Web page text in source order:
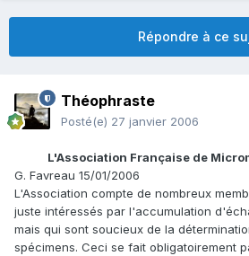
Répondre à ce
Théophraste
Posté(e) 27 janvier 2006
L'Association Française de
G. Favreau 15/01/2006
L'Association compte de nombreux
juste intéressés par l'accumulation
mais qui sont soucieux de la
spécimens. Ceci se fait obligatoirement